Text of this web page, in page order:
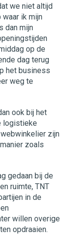
we niet altijd
ik mijn
dan mijn
op de
dag terug
het business
weg te
ook bij het
logistieke
zijn
zoals
gedaan bij de
ruimte, TNT
in de
willen overige
opdraaien.